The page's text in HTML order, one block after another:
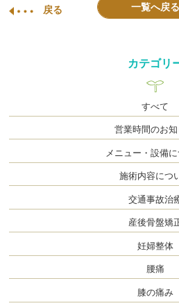
戻る 一覧へ戻る
カテゴリ
すべて
営業時間のお
メニュー・設備
施術内容につ
交通事故治
産後骨盤矯
妊婦整体
腰痛
膝の痛み